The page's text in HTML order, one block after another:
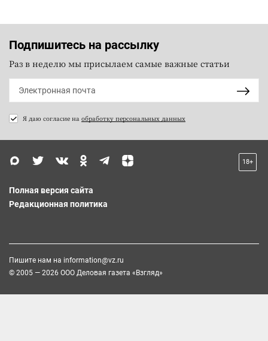
Подпишитесь на рассылку
Раз в неделю мы присылаем самые важные статьи
Я даю согласие на обработку персональных данных
18+
Полная версия сайта
Редакционная политика
Пишите нам на information@vz.ru
© 2005 — 2026 ООО Деловая газета «Взгляд»